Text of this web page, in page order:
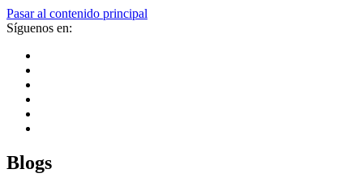
Pasar al contenido principal
Síguenos en:
Blogs